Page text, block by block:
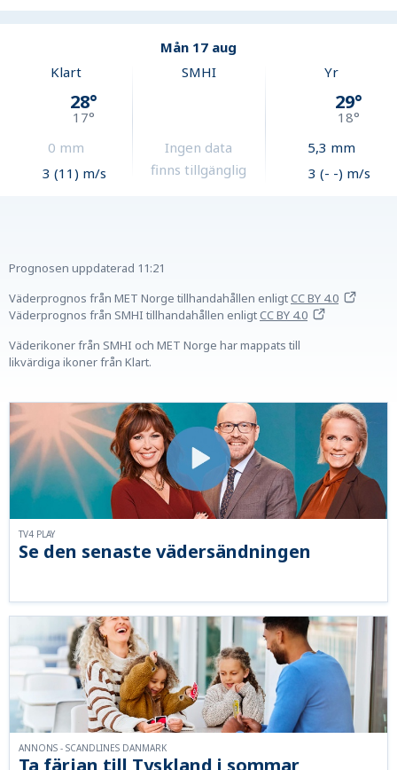
Mån 17 aug
Klart
28°
17°
0 mm
3 (11) m/s
SMHI
Ingen data
finns tillgänglig
Yr
29°
18°
5,3 mm
3 (- -) m/s
Prognosen uppdaterad 11:21
Väderprognos från MET Norge tillhandahållen enligtCC BY 4.0
Väderprognos från SMHI tillhandahållen enligtCC BY 4.0
Väderikoner från SMHI och MET Norge har mappats till
likvärdiga ikoner från Klart.
Se den senaste vädersändningen
TV4 PLAY
ANNONS - SCANDLINES DANMARK